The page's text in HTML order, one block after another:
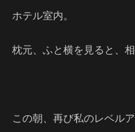
ホテル室内。
枕元、ふと横を見ると、
この朝、再び私のレベル